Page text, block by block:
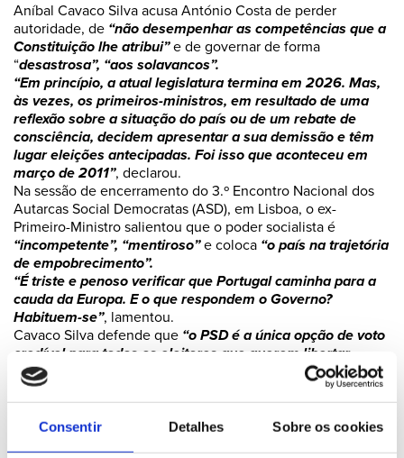
Consentir Detalhes Sobre os cookies
Aníbal Cavaco Silva acusa António Costa de perder
autoridade, de “não desempenhar as competências que a
Constituição lhe atribui”e de governar de forma
“desastrosa”, “aos solavancos”.
“Em princípio, a atual legislatura termina em 2026. Mas,
às vezes, os primeiros-ministros, em resultado de uma
reflexão sobre a situação do país ou de um rebate de
consciência, decidem apresentar a sua demissão e têm
lugar eleições antecipadas. Foi isso que aconteceu em
março de 2011”, declarou.
Na sessão de encerramento do 3.º Encontro Nacional dos
Autarcas Social Democratas (ASD), em Lisboa, o ex-
Primeiro-Ministro salientou que o poder socialista é
“incompetente”, “mentiroso”e coloca “o país na trajetória
de empobrecimento”.
“É triste e penoso verificar que Portugal caminha para a
cauda da Europa. E o que respondem o Governo?
Habituem-se”, lamentou.
Cavaco Silva defende que “o PSD é a única opção de voto
credível para todos os eleitores que querem libertar
Portugal do governo socialista e de uma oligarquia que se
considera dona do Estado”.
Elogiando as qualidades do líder do PSD, Cavaco Silva
referiu: “O dr. Luís Montenegro tem mais experiência